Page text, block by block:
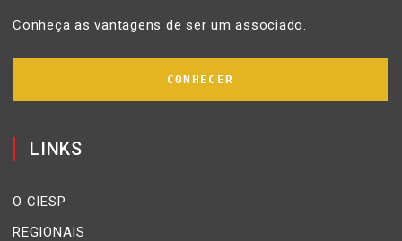
Conheça as vantagens de ser um associado.
CONHECER
LINKS
O CIESP
REGIONAIS